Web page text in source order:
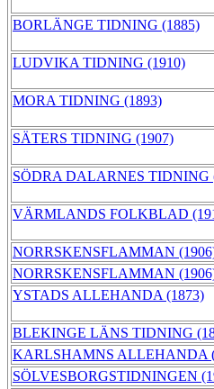
BORLÄNGE TIDNING (1885)
LUDVIKA TIDNING (1910)
MORA TIDNING (1893)
SÄTERS TIDNING (1907)
SÖDRA DALARNES TIDNING
VÄRMLANDS FOLKBLAD
NORRSKENSFLAMMAN
NORRSKENSFLAMMAN
YSTADS ALLEHANDA (1873)
BLEKINGE LÄNS TIDNING
KARLSHAMNS ALLEHANDA
SÖLVESBORGSTIDNINGEN